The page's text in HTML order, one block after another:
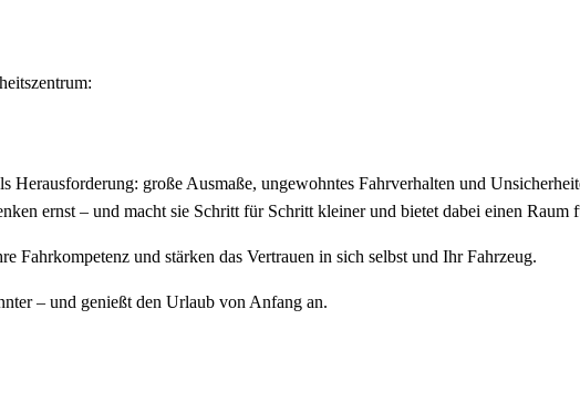
Herausforderung: große Ausmaße, ungewohntes Fahrverhalten und
ernst – und macht sie Schritt für Schritt kleiner und bietet dabei einen
Fahrkompetenz und stärken das Vertrauen in sich selbst und Ihr Fahrzeug.
– und genießt den Urlaub von Anfang an.